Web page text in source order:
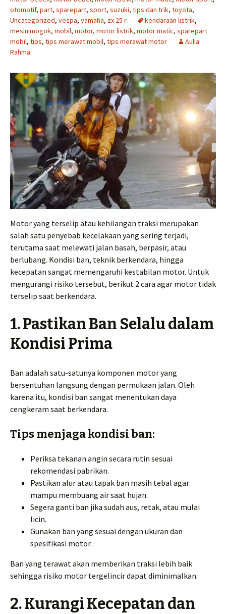
otomotif, part, sparepart, sport, suzuki, tips dan trik, toyota,
Uncategorized, vespa, yamaha, zx 25 r kendaraan listrik,
mesin mogok, mobil, motor, motor listrik, motor matic, sparepart
mobil, tips, tips merawat mobil, tips merawat motor
Aulia
Rahma
Motor yang terselip atau kehilangan traksi merupakan
salah satu penyebab kecelakaan yang sering terjadi,
terutama saat melewati jalan basah, berpasir, atau
berlubang. Kondisi ban, teknik berkendara, hingga
kecepatan sangat memengaruhi kestabilan motor. Untuk
mengurangi risiko tersebut, berikut 2 cara agar motor tidak
terselip saat berkendara.
1. Pastikan Ban Selalu dalam
Kondisi Prima
Ban adalah satu-satunya komponen motor yang
bersentuhan langsung dengan permukaan jalan. Oleh
karena itu, kondisi ban sangat menentukan daya
cengkeram saat berkendara.
Tips menjaga kondisi ban:
Periksa tekanan angin secara rutin sesuai
rekomendasi pabrikan.
Pastikan alur atau tapak ban masih tebal agar
mampu membuang air saat hujan.
Segera ganti ban jika sudah aus, retak, atau mulai
licin.
Gunakan ban yang sesuai dengan ukuran dan
spesifikasi motor.
Ban yang terawat akan memberikan traksi lebih baik
sehingga risiko motor tergelincir dapat diminimalkan.
2. Kurangi Kecepatan dan